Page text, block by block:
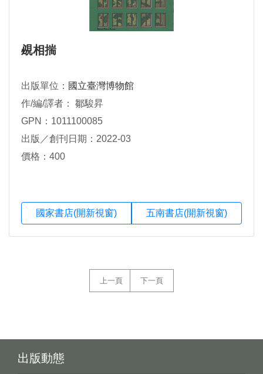
覕相揣
出版單位： 國立臺灣博物館
作/編/譯者： 鄒駿昇
GPN：1011100085
出版／創刊日期：2022-03
價格：400
國家書店(開新視窗) 五南書店(開新視窗)
上一頁 下一頁
出版動態